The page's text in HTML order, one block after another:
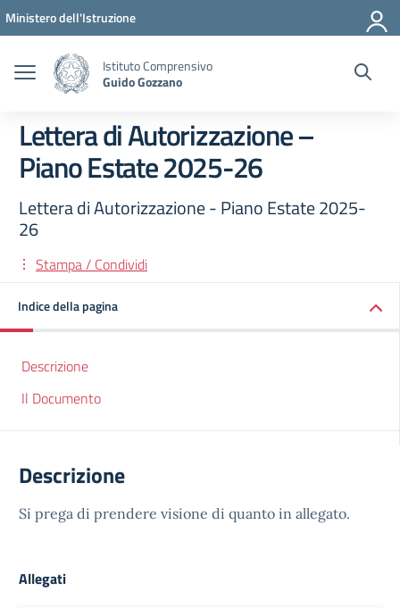
Vai ai contenuti
Vai al menu di navigazione
Vai al footer
Ministero dell'Istruzione
Istituto Comprensivo
Guido Gozzano
Lettera di Autorizzazione –
Piano Estate 2025-26
Lettera di Autorizzazione - Piano Estate 2025-
26
Stampa / Condividi
Indice della pagina
Descrizione
Il Documento
Descrizione
Si prega di prendere visione di quanto in allegato.
Allegati